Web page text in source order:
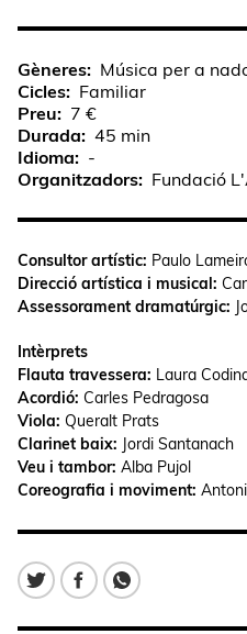
Gèneres
Música per a
Cicles
Familiar
Preu
7 €
Durada
45 min
Idioma
-
Organitzadors
Fundació
Consultor artístic: Paulo
Direcció artística i musical:
Assessorament dramatúrgic:
Intèrprets
Flauta travessera: Laura
Acordió: Carles Pedragosa
Viola: Queralt Prats
Clarinet baix: Jordi Santanach
Veu i tambor: Alba Pujol
Coreografia i moviment: